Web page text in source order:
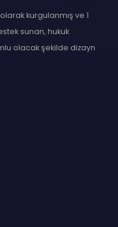
kurgulanmış ve 1
sunan, hukuk
olacak şekilde dizayn